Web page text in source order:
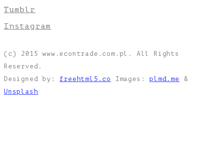
Tumblr
Instagram
(c) 2015 www.econtrade.com.pl. All Rights
Reserved.
Designed by: freehtml5.co Images:plmd.me
&
Unsplash